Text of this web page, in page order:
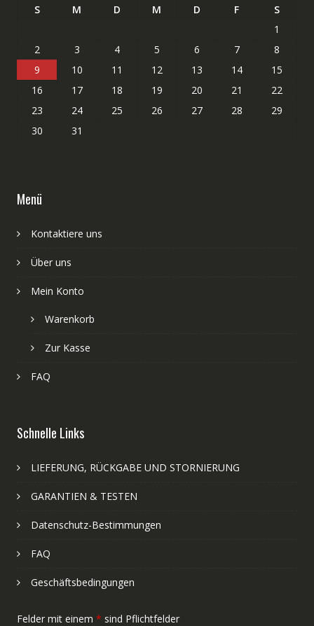
S M D M D F
S
1
2
3 4 5 6 7
8
9
10 11 12 13 14
15
16
17 18 19 20 21
22
23
24 25 26 27 28
29
30
31
Menü
Kontaktiere uns
Über uns
Mein Konto
Warenkorb
Zur Kasse
FAQ
Schnelle Links
LIEFERUNG, RÜCKGABE UND STORNIERUNG
GARANTIEN & TESTEN
Datenschutz-Bestimmungen
FAQ
Geschäftsbedingungen
Felder mit einem * sind Pflichtfelder